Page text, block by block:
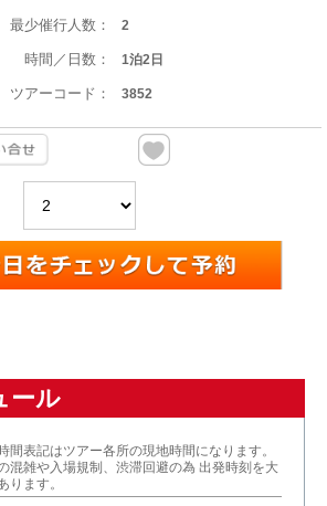
最少催行人数： 2
時間／日数： 1泊2日
ツアーコード： 3852
ール
表記はツアー各所の現地時間になります。
混雑や入場規制、渋滞回避の為 出発時刻を大
ります。